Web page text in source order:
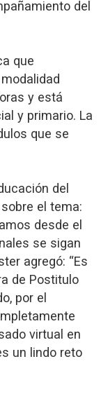
del
que
y está
y primario. La
que se
del
el tema:
desde el
se sigan
agregó: “Es
de Postitulo
por el
virtual en
un lindo reto